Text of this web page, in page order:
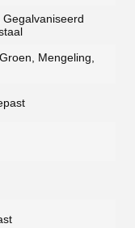
Mengeling,